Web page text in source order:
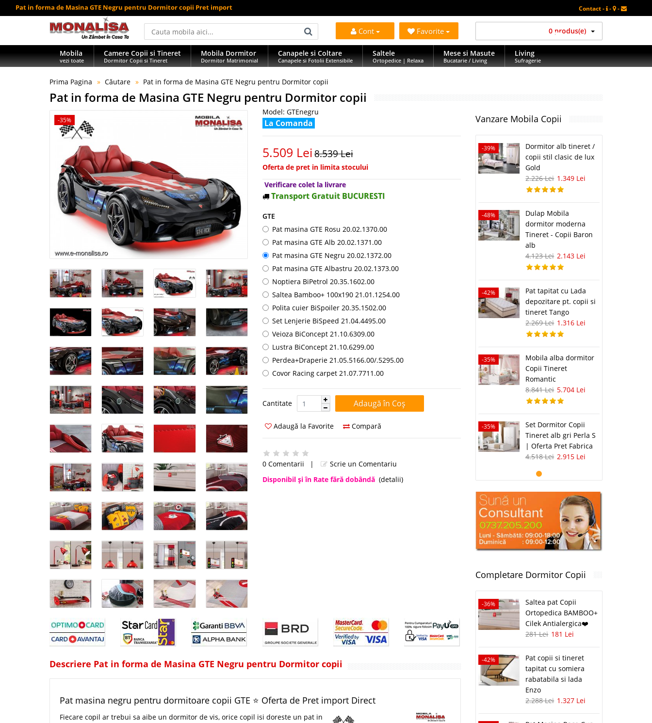
Pat in forma de Masina GTE Negru pentru Dormitor copii Pret import Contact - - -
Cont Favorite 0 produs(e)
Mobila
vezi toate
Camere Copii si Tineret
Dormitor Copii si Tineret
Mobila Dormitor
Dormitor Matrimonial
Canapele si Coltare
Canapele si Fotolii Extensibile
Saltele
Ortopedice | Relaxa
Mese si Masute
Bucatarie / Living
Living
Sufragerie
Prima Pagina Căutare Pat in forma de Masina GTE Negru pentru Dormitor copii
Pat in forma de Masina GTE Negru pentru Dormitor copii
-35%
Model: GTEnegru
La Comanda
5.509 Lei8.539 Lei
Oferta de pret in limita stocului
Verificare colet la livrare
Transport Gratuit BUCURESTI
GTE
Pat masina GTE Rosu 20.02.1370.00
Pat masina GTE Alb 20.02.1371.00
Pat masina GTE Negru 20.02.1372.00
Pat masina GTE Albastru 20.02.1373.00
Noptiera BiPetrol 20.35.1602.00
Saltea Bamboo+ 100x190 21.01.1254.00
Polita cuier BiSpoiler 20.35.1502.00
Set Lenjerie BiSpeed 21.04.4495.00
Veioza BiConcept 21.10.6309.00
Lustra BiConcept 21.10.6299.00
Perdea+Draperie 21.05.5166.00/.5295.00
Covor Racing carpet 21.07.7711.00
Cantitate Cantitate:
Adaugă la Favorite Compară
0 Comentarii |
Scrie un Comentariu
Disponibil şi în Rate fără dobândă (detalii)
Descriere Pat in forma de Masina GTE Negru pentru Dormitor copii
Pat masina negru pentru dormitoare copii GTE ⭐ Oferta de Pret import Direct
Fiecare copil ar trebui sa aibe un dormitor de vis, orice copil isi doreste un pat in
Vanzare Mobila Copii
-39%
Dormitor alb tineret /
copii stil clasic de lux
Gold
2.226 Lei 1.349 Lei
-48%
Dulap Mobila
dormitor moderna
Tineret - Copii Baron
alb
4.123 Lei 2.143 Lei
-42%
Pat tapitat cu Lada
depozitare pt. copii si
tineret Tango
2.269 Lei 1.316 Lei
-35%
Mobila alba dormitor
Copii Tineret
Romantic
8.841 Lei 5.704 Lei
-35%
Set Dormitor Copii
Tineret alb gri Perla S
| Oferta Pret Fabrica
4.518 Lei 2.915 Lei
Completare Dormitor Copii
-36%
Saltea pat Copii
Ortopedica BAMBOO+
Cilek Antialergica❤️
281 Lei 181 Lei
-42%
Pat copii si tineret
tapitat cu somiera
rabatabila si lada
Enzo
2.288 Lei 1.327 Lei